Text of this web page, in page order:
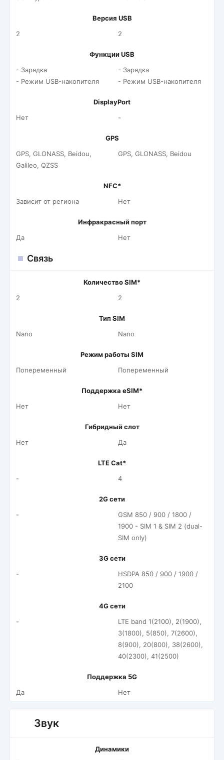
Версия USB
2
2
Функции USB
- Зарядка
- Режим USB-накопителя
- Зарядка
- Режим USB-накопителя
DisplayPort
Нет
-
GPS
GPS, GLONASS, Beidou,
Galileo, QZSS
GPS, GLONASS, Beidou
NFC*
Зависит от региона
Нет
Инфракрасный порт
Да
Нет
Связь
Количество SIM*
2
2
Тип SIM
Nano
Nano
Режим работы SIM
Попеременный
Попеременный
Поддержка eSIM*
Нет
Нет
Гибридный слот
Нет
Да
LTE Cat*
-
4
2G сети
-
GSM 850 / 900 / 1800 /
1900 - SIM 1 & SIM 2 (dual-
SIM only)
3G сети
-
HSDPA 850 / 900 / 1900 /
2100
4G сети
-
LTE band 1(2100), 2(1900),
3(1800), 5(850), 7(2600),
8(900), 20(800), 38(2600),
40(2300), 41(2500)
Поддержка 5G
Да
Нет
Звук
Динамики